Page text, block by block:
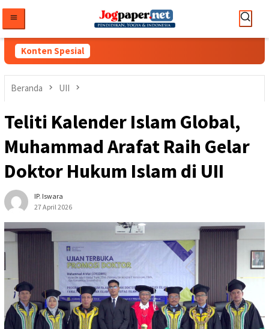
konten
Konten Spesial
Beranda UII
Teliti Kalender Islam Global,
Muhammad Arafat Raih Gelar
Doktor Hukum Islam di UII
IP. Iswara
27 April 2026